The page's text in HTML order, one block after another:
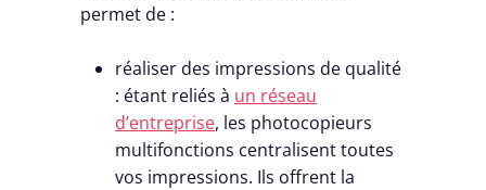
permet de :
réaliser des impressions de qualité
: étant reliés à un réseau
d’entreprise, les photocopieurs
multifonctions centralisent toutes
vos impressions. Ils offrent la